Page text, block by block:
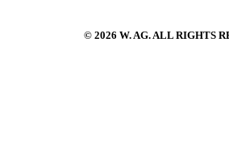
© 2026 W. AG. ALL RIGHTS